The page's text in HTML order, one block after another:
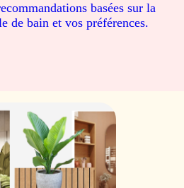
basées sur la
de bain et vos préférences.